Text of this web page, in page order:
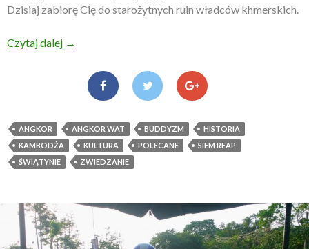
Dzisiaj zabiorę Cię do starożytnych ruin władców khmerskich.
Czytaj dalej Wyjątkowe świątynie Angkor
→
ANGKOR ANGKOR WAT BUDDYZM
HISTORIA
KAMBODŻA
KULTURA POLECANE
SIEM REAP
ŚWIĄTYNIE
ZWIEDZANIE